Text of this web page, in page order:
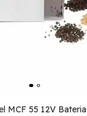
MCF 55 12V Bateria